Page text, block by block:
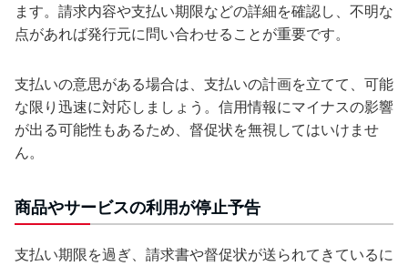
ます。請求内容や支払い期限などの詳細を確認し、不明な
点があれば発行元に問い合わせることが重要です。
支払いの意思がある場合は、支払いの計画を立てて、可能
な限り迅速に対応しましょう。信用情報にマイナスの影響
が出る可能性もあるため、督促状を無視してはいけませ
ん。
商品やサービスの利用が停止予告
支払い期限を過ぎ、請求書や督促状が送られてきているに